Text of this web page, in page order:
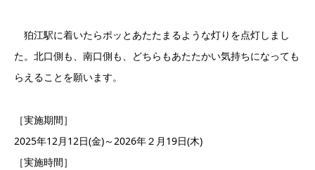
狛江駅に着いたらポッとあたたまるような灯りを点灯しまし
た。北口側も、南口側も、どちらもあたたかい気持ちになっても
らえることを願います。
［実施期間］
2025年12月12日(金)～2026年２月19日(木)
［実施時間］